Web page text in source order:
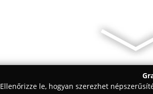
Ellenőrizze le, hogyan szerezhet